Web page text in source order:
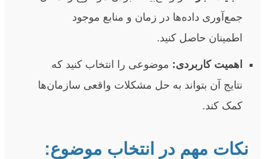
جمع‌آوری داده‌ها در زمان و منابع موجود
اطمینان حاصل کنید.
اهمیت کاربردی: موضوعی را انتخاب کنید که
نتایج آن بتواند به حل مشکلات واقعی سازمان‌ها
کمک کند.
نکات مهم در انتخاب موضوع: